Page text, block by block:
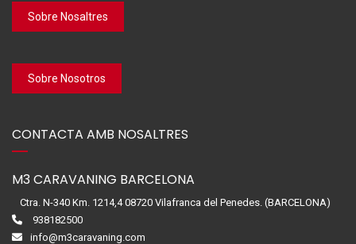
Sobre Nosaltres
Sobre Nosotros
CONTACTA AMB NOSALTRES
M3 CARAVANING BARCELONA
Ctra. N-340 Km. 1214,4 08720 Vilafranca del Penedes. (BARCELONA)
938182500
info@m3caravaning.com